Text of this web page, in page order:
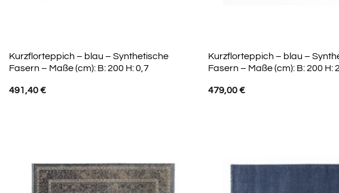
Kurzflorteppich – blau – Synthetische
Fasern – Maße (cm): B: 200 H: 0,7
491,40€
Kurzflorteppich – blau –
Fasern – Maße (cm): B: 200 H: 2
479,00€